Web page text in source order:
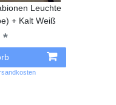
Leuchte
+ Kalt Weiß
*